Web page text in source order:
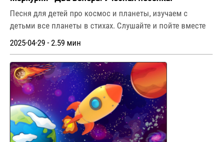
Песня для детей про космос и планеты, изучаем с
детьми все планеты в стихах. Слушайте и пойте вместе
2025-04-29 - 2.59 мин